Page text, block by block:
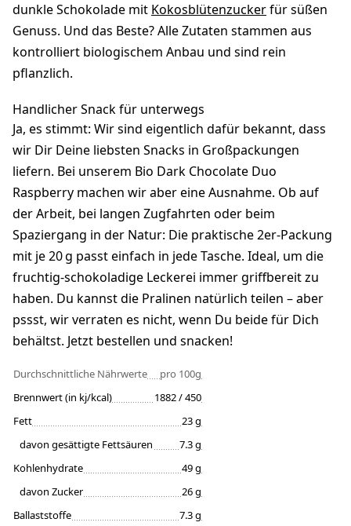
dunkle Schokolade mit Kokosblütenzuckerfür süßen
Genuss. Und das Beste? Alle Zutaten stammen aus
kontrolliert biologischem Anbau und sind rein
pflanzlich.
Handlicher Snack für unterwegs
Ja, es stimmt: Wir sind eigentlich dafür bekannt, dass
wir Dir Deine liebsten Snacks in Großpackungen
liefern. Bei unserem Bio Dark Chocolate Duo
Raspberry machen wir aber eine Ausnahme. Ob auf
der Arbeit, bei langen Zugfahrten oder beim
Spaziergang in der Natur: Die praktische 2er-Packung
mit je 20 g passt einfach in jede Tasche. Ideal, um die
fruchtig-schokoladige Leckerei immer griffbereit zu
haben. Du kannst die Pralinen natürlich teilen – aber
pssst, wir verraten es nicht, wenn Du beide für Dich
behältst. Jetzt bestellen und snacken!
Durchschnittliche Nährwerte
pro 100g
Brennwert (in kj/kcal)
1882 / 450
Fett
23 g
davon gesättigte Fettsäuren
7.3 g
Kohlenhydrate
49 g
davon Zucker
26 g
Ballaststoffe
7.3 g